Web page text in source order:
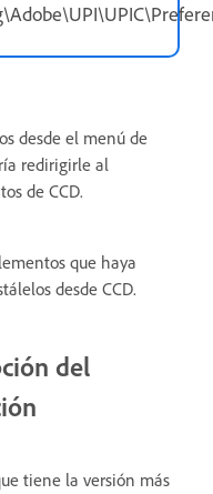
desde el menú de
redirigirle al
de CCD.
que haya
desde CCD.
del
tiene la versión más